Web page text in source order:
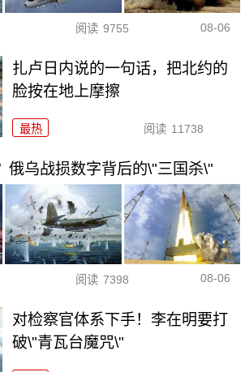
阅读 9755 08-06
扎卢日内说的一句话，把北约的
脸按在地上摩擦
最热 阅读 11738
俄乌战损数字背后的\"三国杀\"
阅读 7398 08-06
对检察官体系下手！李在明要打
破\"青瓦台魔咒\"